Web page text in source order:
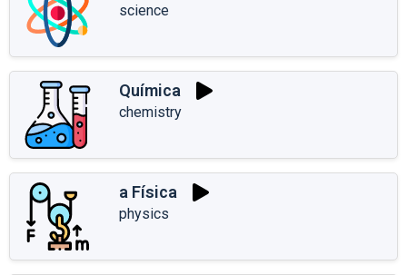
science
Química
chemistry
a Física
physics